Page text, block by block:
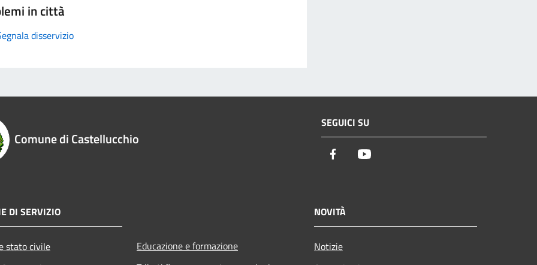
in città
disservizio
Comune di Castellucchio
SEGUICI SU
Facebook
DI SERVIZIO
stato civile
Educazione e formazione
NOVITÀ
Notizie